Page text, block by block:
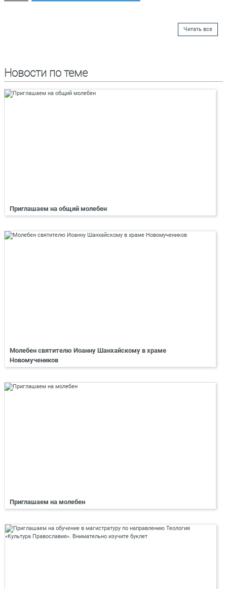
Читать все
Новости по теме
Приглашаем на общий молебен
Молебен святителю Иоанну Шанхайскому в храме
Новомучеников
Приглашаем на молебен